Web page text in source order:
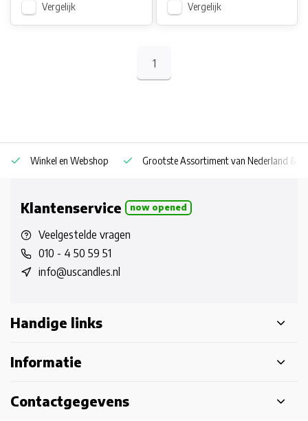
Vergelijk Vergelijk
1
Winkel en Webshop Grootste Assortiment van Nederland &
Klantenservice now opened
Veelgestelde vragen
010 - 4 50 59 51
info@uscandles.nl
Handige links
Informatie
Contactgegevens